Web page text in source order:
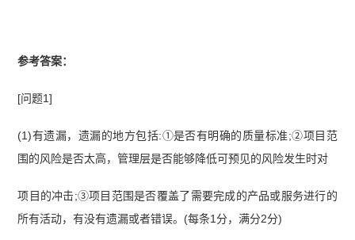
参考答案：
[问题1]
(1)有遗漏，遗漏的地方包括:①是否有明确的质量标准;②项目范
围的风险是否太高，管理层是否能够降低可预见的风险发生时对
项目的冲击;③项目范围是否覆盖了需要完成的产品或服务进行的
所有活动，有没有遗漏或者错误。(每条1分，满分2分)